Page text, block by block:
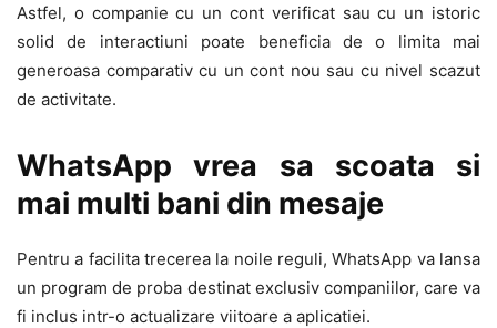
Astfel, o companie cu un cont verificat sau cu un istoric
solid de interactiuni poate beneficia de o limita mai
generoasa comparativ cu un cont nou sau cu nivel scazut
de activitate.
WhatsApp vrea sa scoata si
mai multi bani din mesaje
Pentru a facilita trecerea la noile reguli, WhatsApp va lansa
un program de proba destinat exclusiv companiilor, care va
fi inclus intr-o actualizare viitoare a aplicatiei.